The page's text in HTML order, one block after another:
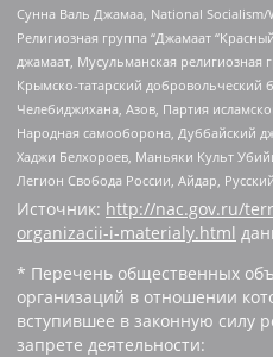
Сунна Валь Джамаа, National Socialism/
Религиозная группа “Джамаат
джамаат, Мусульманская религиозная
Крымско-татарский добровольческий
Челебиджихана, Азов, Партия
Народная самооборона, Дуббайский
Хаджи Белхороев, Маньяки Культ
Легион Свобода России, Айдар,
Источник: http://nac.gov.ru/
organizacii-i-materialy.html
* Перечень общественных
организаций в отношении
вступившее в законную силу
запрете деятельности: